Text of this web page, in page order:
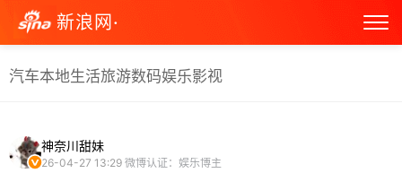
新浪网·
汽车本地生活旅游数码娱乐影视
神奈川甜妹
26-04-27 13:29 微博认证：娱乐博主